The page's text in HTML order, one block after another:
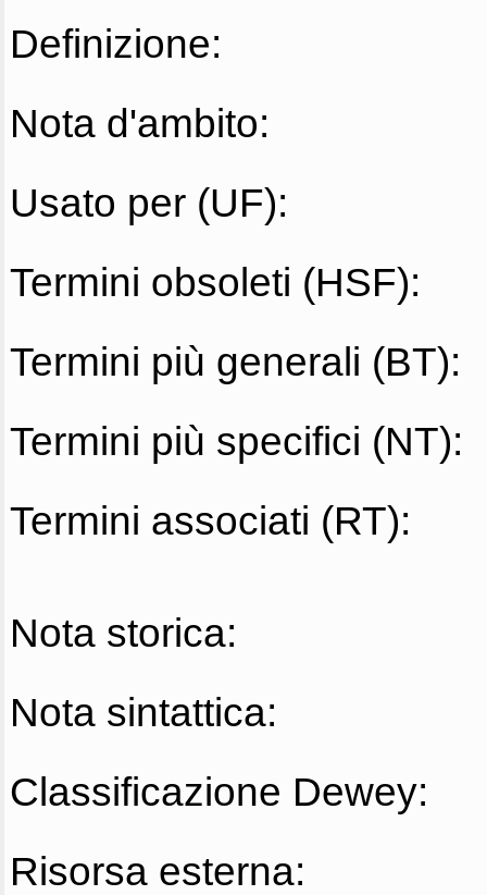
Definizione:
Nota d'ambito:
Usato per (UF):
Termini obsoleti (HSF):
Termini più generali (BT):
Termini più specifici (NT):
Termini associati (RT):
Nota storica:
Nota sintattica:
Classificazione Dewey:
Risorsa esterna: